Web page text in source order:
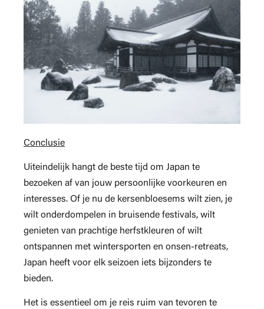
Conclusie
Uiteindelijk hangt de beste tijd om Japan te
bezoeken af van jouw persoonlijke voorkeuren en
interesses. Of je nu de kersenbloesems wilt zien, je
wilt onderdompelen in bruisende festivals, wilt
genieten van prachtige herfstkleuren of wilt
ontspannen met wintersporten en onsen-retreats,
Japan heeft voor elk seizoen iets bijzonders te
bieden.
Het is essentieel om je reis ruim van tevoren te